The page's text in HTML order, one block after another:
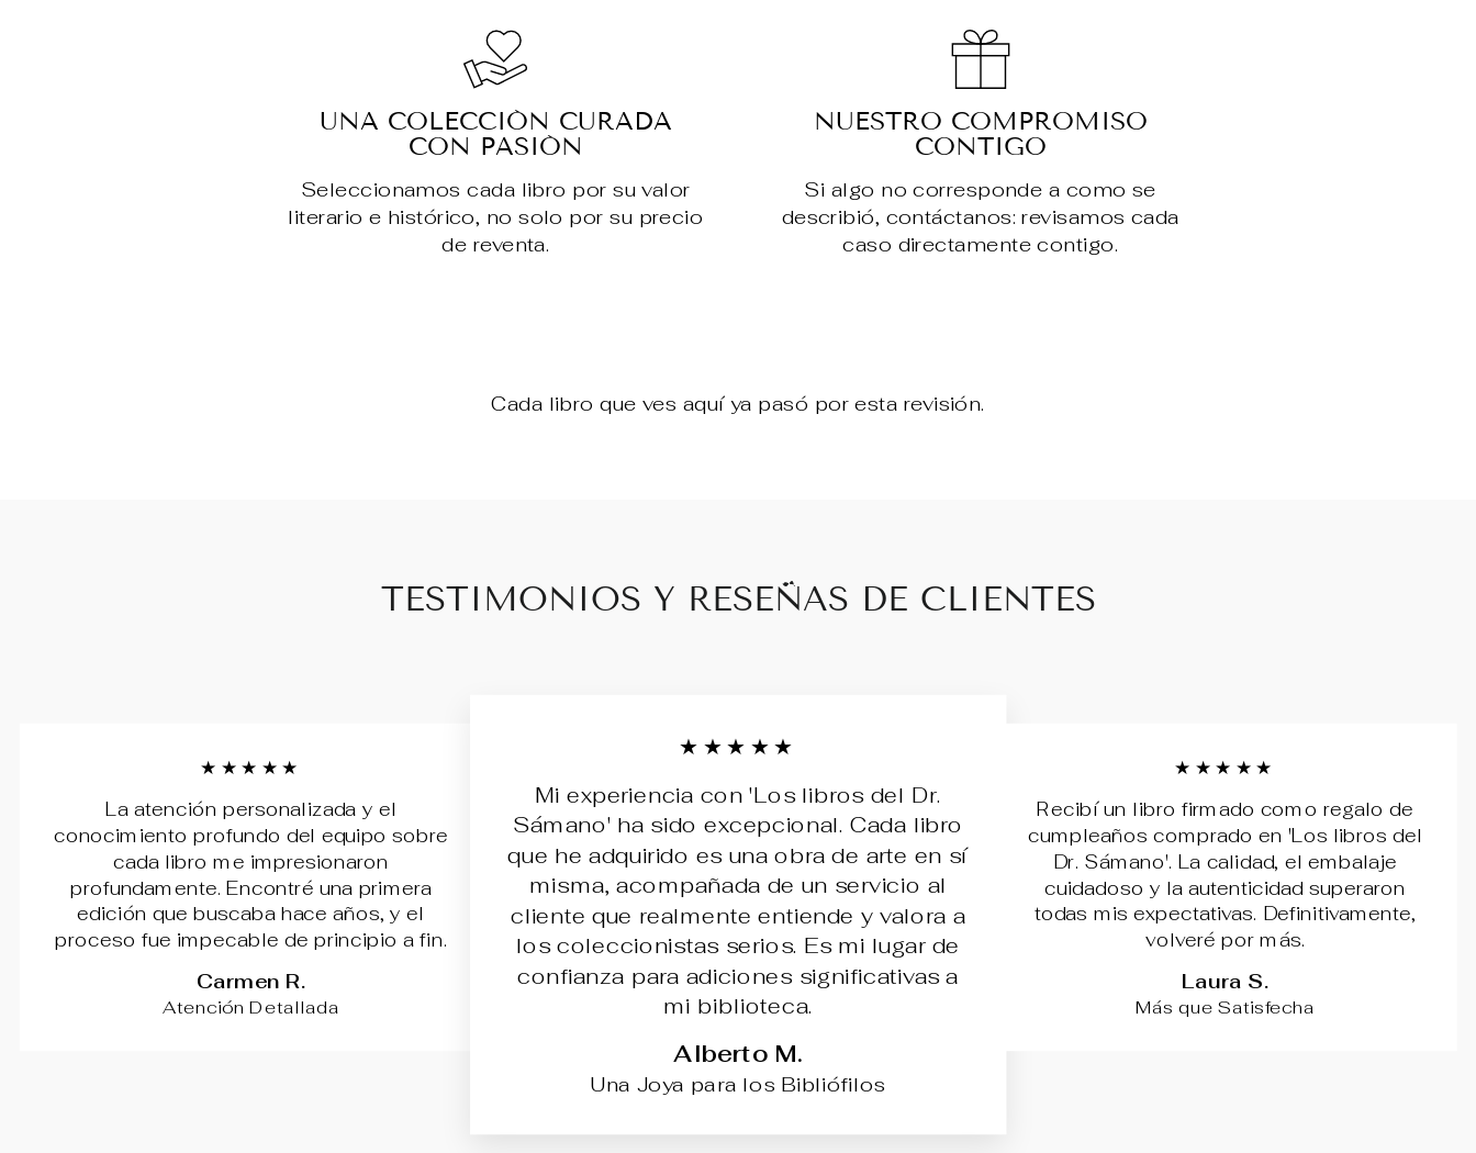
UNA COLECCIÓN CURADA
CON PASIÓN
Seleccionamos cada libro por su valor
literario e histórico, no solo por su precio
de reventa.
NUESTRO COMPROMISO
CONTIGO
Si algo no corresponde a como se
describió, contáctanos: revisamos cada
caso directamente contigo.
Cada libro que ves aquí ya pasó por esta revisión.
TESTIMONIOS Y RESEÑAS DE CLIENTES
★★★★★
La atención personalizada y el
conocimiento profundo del equipo sobre
cada libro me impresionaron
profundamente. Encontré una primera
edición que buscaba hace años, y el
proceso fue impecable de principio a fin.
Carmen R.
Atención Detallada
★★★★★
Mi experiencia con 'Los libros del Dr.
Sámano' ha sido excepcional. Cada libro
que he adquirido es una obra de arte en sí
misma, acompañada de un servicio al
cliente que realmente entiende y valora a
los coleccionistas serios. Es mi lugar de
confianza para adiciones significativas a
mi biblioteca.
Alberto M.
Una Joya para los Bibliófilos
★★★★★
Recibí un libro firmado como regalo de
cumpleaños comprado en 'Los libros del
Dr. Sámano'. La calidad, el embalaje
cuidadoso y la autenticidad superaron
todas mis expectativas. Definitivamente,
volveré por más.
Laura S.
Más que Satisfecha